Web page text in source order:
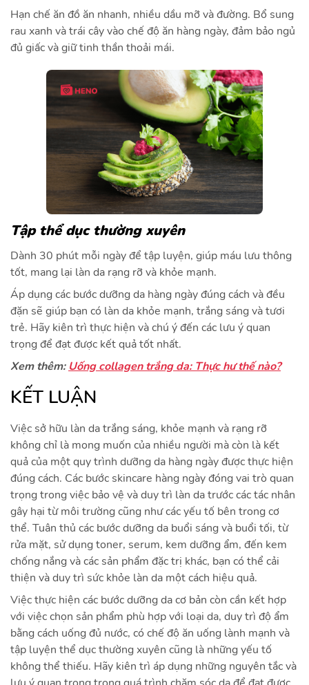
Hạn chế ăn đồ ăn nhanh, nhiều dầu mỡ và đường. Bổ sung
rau xanh và trái cây vào chế độ ăn hàng ngày, đảm bảo ngủ
đủ giấc và giữ tinh thần thoải mái.
Tập thể dục thường xuyên
Dành 30 phút mỗi ngày để tập luyện, giúp máu lưu thông
tốt, mang lại làn da rạng rỡ và khỏe mạnh.
Áp dụng các bước dưỡng da hàng ngày đúng cách và đều
đặn sẽ giúp bạn có làn da khỏe mạnh, trắng sáng và tươi
trẻ. Hãy kiên trì thực hiện và chú ý đến các lưu ý quan
trọng để đạt được kết quả tốt nhất.
Xem thêm: Uống collagen trắng da: Thực hư thế nào?
KẾT LUẬN
Việc sở hữu làn da trắng sáng, khỏe mạnh và rạng rỡ
không chỉ là mong muốn của nhiều người mà còn là kết
quả của một quy trình dưỡng da hàng ngày được thực hiện
đúng cách. Các bước skincare hàng ngày đóng vai trò quan
trọng trong việc bảo vệ và duy trì làn da trước các tác nhân
gây hại từ môi trường cũng như các yếu tố bên trong cơ
thể. Tuân thủ các bước dưỡng da buổi sáng và buổi tối, từ
rửa mặt, sử dụng toner, serum, kem dưỡng ẩm, đến kem
chống nắng và các sản phẩm đặc trị khác, bạn có thể cải
thiện và duy trì sức khỏe làn da một cách hiệu quả.
Việc thực hiện các bước dưỡng da cơ bản còn cần kết hợp
với việc chọn sản phẩm phù hợp với loại da, duy trì độ ẩm
bằng cách uống đủ nước, có chế độ ăn uống lành mạnh và
tập luyện thể dục thường xuyên cũng là những yếu tố
không thể thiếu. Hãy kiên trì áp dụng những nguyên tắc và